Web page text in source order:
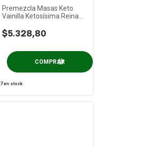
Premezcla Masas Keto
Vainilla Ketosísima Reina
$5.328,80
7en stock